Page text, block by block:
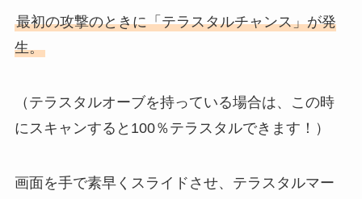
最初の攻撃のときに「テラスタルチャンス」が発
生。
（テラスタルオーブを持っている場合は、この時
にスキャンすると100％テラスタルできます！）
画面を手で素早くスライドさせ、テラスタルマー